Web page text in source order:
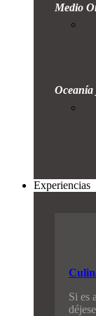
Medio
Experiencias
Si es